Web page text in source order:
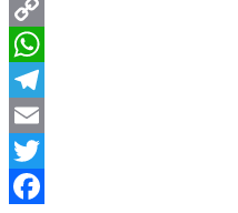
Copy
Link
WhatsApp
Telegram
Email
Twitter